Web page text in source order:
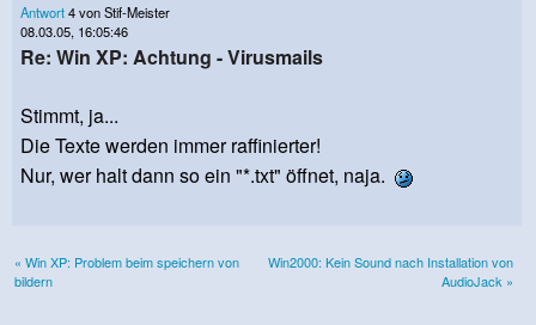
Antwort4 von Stif-Meister
08.03.05, 16:05:46
Re: Win XP: Achtung - Virusmails
Stimmt, ja...
Die Texte werden immer raffinierter!
Nur, wer halt dann so ein "*.txt" öffnet, naja.
« Win XP: Problem beim speichern von
bildern
Win2000: Kein Sound nach Installation von
AudioJack »